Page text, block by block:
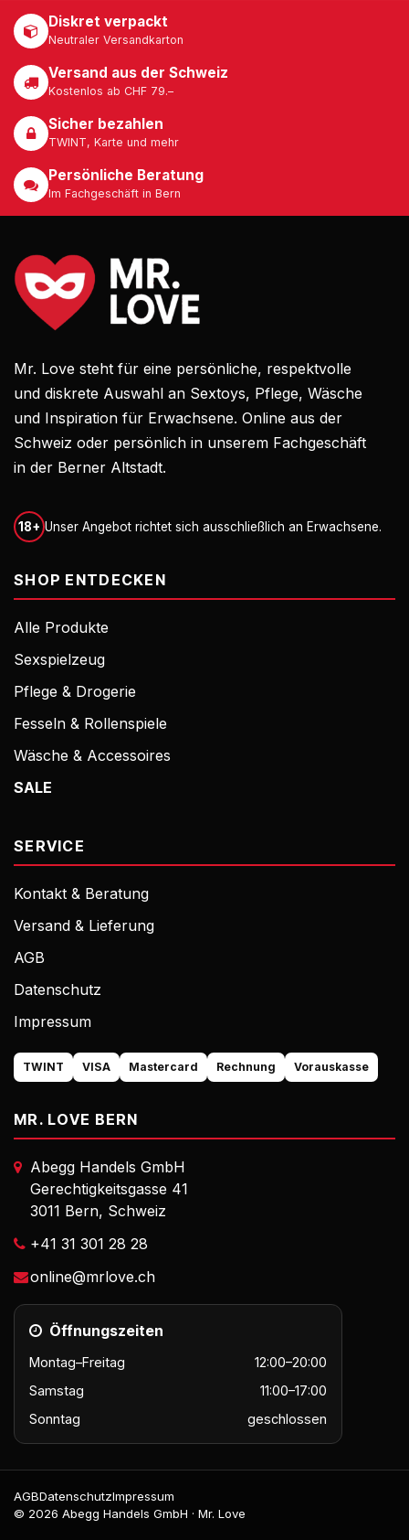
Diskret verpackt
Neutraler Versandkarton
Versand aus der Schweiz
Kostenlos ab CHF 79.–
Sicher bezahlen
TWINT, Karte und mehr
Persönliche Beratung
Im Fachgeschäft in Bern
Mr. Love steht für eine persönliche, respektvolle
und diskrete Auswahl an Sextoys, Pflege, Wäsche
und Inspiration für Erwachsene. Online aus der
Schweiz oder persönlich in unserem Fachgeschäft
in der Berner Altstadt.
18+ Unser Angebot richtet sich ausschließlich an Erwachsene.
SHOP ENTDECKEN
Alle Produkte
Sexspielzeug
Pflege & Drogerie
Fesseln & Rollenspiele
Wäsche & Accessoires
SALE
SERVICE
Kontakt & Beratung
Versand & Lieferung
AGB
Datenschutz
Impressum
TWINT VISA Mastercard Rechnung Vorauskasse
MR. LOVE BERN
Abegg Handels GmbH
Gerechtigkeitsgasse 41
3011 Bern, Schweiz
+41 31 301 28 28
online@mrlove.ch
Öffnungszeiten
Montag–Freitag
12:00–20:00
Samstag
11:00–17:00
Sonntag
geschlossen
© 2026 Abegg Handels GmbH · Mr. Love
AGBDatenschutzImpressum